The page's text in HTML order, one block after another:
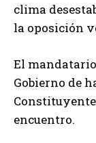
clima
la oposición
El
Gobierno de
encuentro.